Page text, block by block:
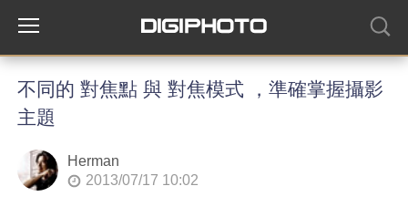
不同的 對焦點 與 對焦模式 ，準確掌握攝影
主題
Herman
2013/07/17 10:02